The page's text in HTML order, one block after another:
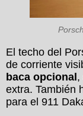
El techo del
de corriente
baca opcional ,
extra. También
para el 911